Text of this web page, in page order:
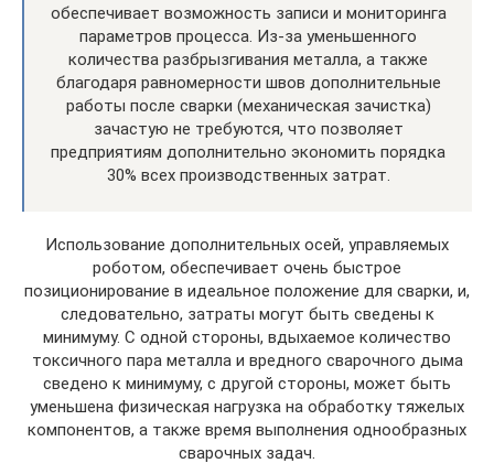
обеспечивает возможность записи и мониторинга
параметров процесса. Из-за уменьшенного
количества разбрызгивания металла, а также
благодаря равномерности швов дополнительные
работы после сварки (механическая зачистка)
зачастую не требуются, что позволяет
предприятиям дополнительно экономить порядка
30% всех производственных затрат.
Использование дополнительных осей, управляемых
роботом, обеспечивает очень быстрое
позиционирование в идеальное положение для сварки, и,
следовательно, затраты могут быть сведены к
минимуму. С одной стороны, вдыхаемое количество
токсичного пара металла и вредного сварочного дыма
сведено к минимуму, с другой стороны, может быть
уменьшена физическая нагрузка на обработку тяжелых
компонентов, а также время выполнения однообразных
сварочных задач.